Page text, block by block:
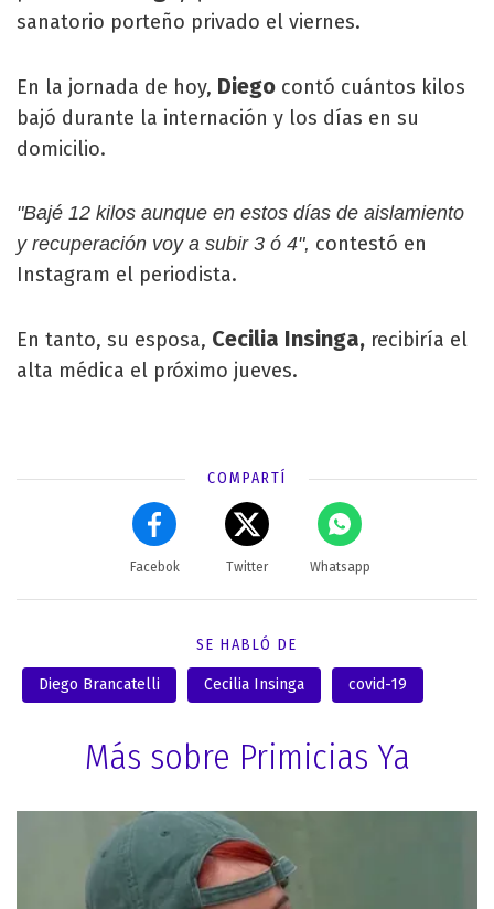
sanatorio porteño privado el viernes.
En la jornada de hoy, Diego contó cuántos kilos
bajó durante la internación y los días en su
domicilio.
"Bajé 12 kilos aunque en estos días de aislamiento
y recuperación voy a subir 3 ó 4", contestó en
Instagram el periodista.
En tanto, su esposa, Cecilia Insinga, recibiría el
alta médica el próximo jueves.
COMPARTÍ
Facebok Twitter Whatsapp
SE HABLÓ DE
Diego Brancatelli Cecilia Insinga covid-19
Más sobre Primicias Ya